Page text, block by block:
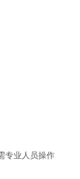
专业人员操作